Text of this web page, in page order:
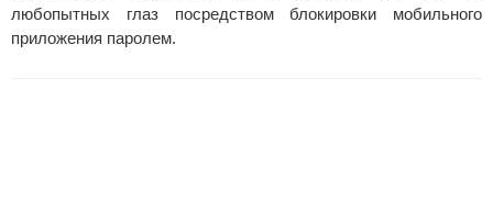
любопытных глаз посредством блокировки мобильного
приложения паролем.